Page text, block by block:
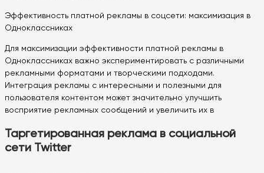
Эффективность платной рекламы в соцсети: максимизация в
Одноклассниках
Для максимизации эффективности платной рекламы в
Одноклассниках важно экспериментировать с различными
рекламными форматами и творческими подходами.
Интеграция рекламы с интересными и полезными для
пользователя контентом может значительно улучшить
восприятие рекламных сообщений и увеличить их в
Таргетированная реклама в социальной
сети Twitter